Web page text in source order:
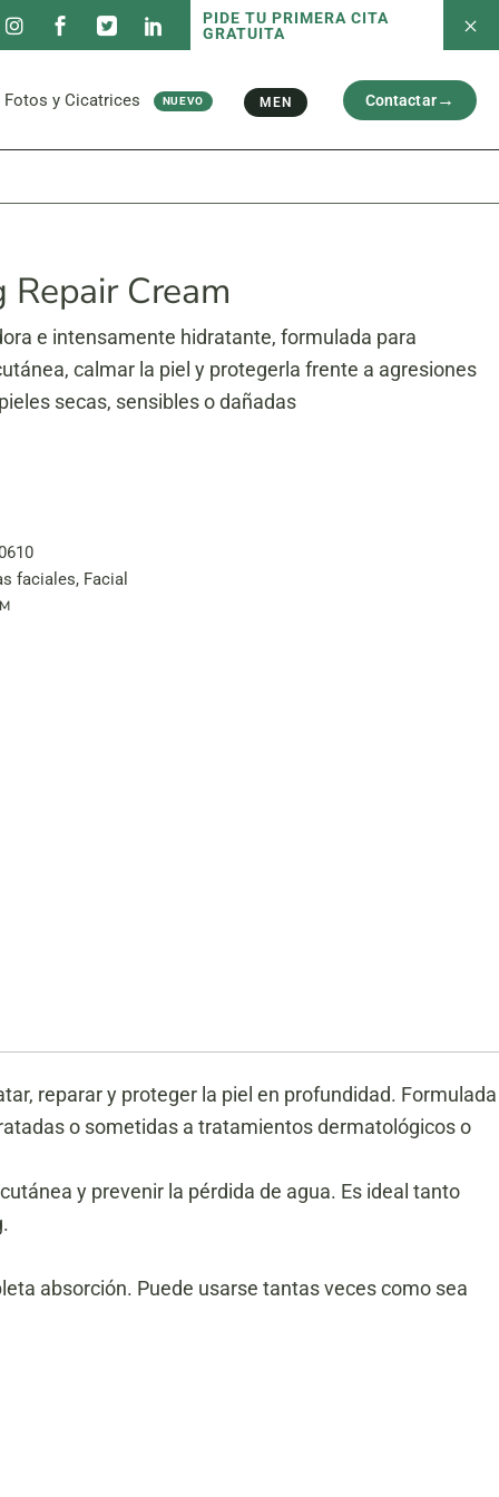
PIDE TU PRIMERA CITA
GRATUITA
Capilar
servicios
Fotos y Cicatrices NUEVO
Fotos antes/después
MEN
Cara
Contactar
Brazos y Piernas
serviciosFotos antes/después
Cream
e intensamente hidratante, formulada para
calmar la piel y protegerla frente a agresiones
secas, sensibles o dañadas
faciales, Facial
reparar y proteger la piel en profundidad. Formulada
o sometidas a tratamientos dermatológicos o
y prevenir la pérdida de agua. Es ideal tanto
absorción. Puede usarse tantas veces como sea